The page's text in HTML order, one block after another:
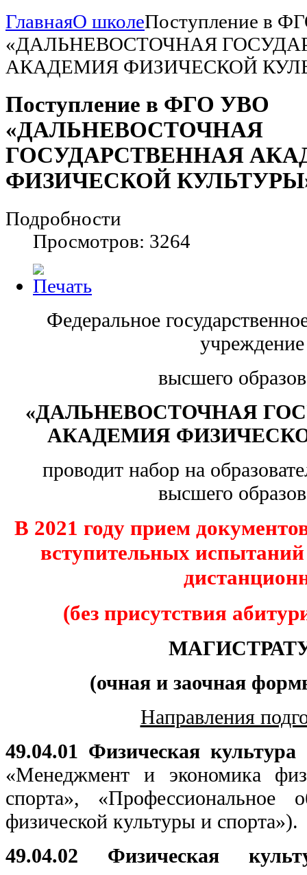
ГлавнаяО школеПоступление в
«ДАЛЬНЕВОСТОЧНАЯ
АКАДЕМИЯ ФИЗИЧЕСКОЙ
Поступление в ФГО УВО
«ДАЛЬНЕВОСТОЧНАЯ
ГОСУДАРСТВЕННАЯ
ФИЗИЧЕСКОЙ КУЛЬТУРЫ»
Подробности
Просмотров: 3264
Федеральное
учреждение
высшего
«ДАЛЬНЕВОСТОЧНАЯ
АКАДЕМИЯ
проводит набор на
высшего
В 2021 году прием
вступительных испытаний
(без присутствия
(очная и заочная
Направления
49.04.01 Физическая культура
«Менеджмент и экономика
спорта», «Профессиональное
физической культуры и спорта»).
49.04.02 Физическая